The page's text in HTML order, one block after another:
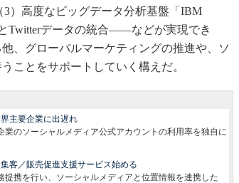
3）高度なビッグデータ分析基盤「IBM
とTwitterデータの統合――などが実現でき
、グローバルマーケティングの推進や、ソ
ことをサポートしていく構えだ。
主要企業に出遅れ
のソーシャルメディア公式アカウントの利用率を独自に
客／販売促進支援サービス始める
携を行い、ソーシャルメディアと位置情報を連携した